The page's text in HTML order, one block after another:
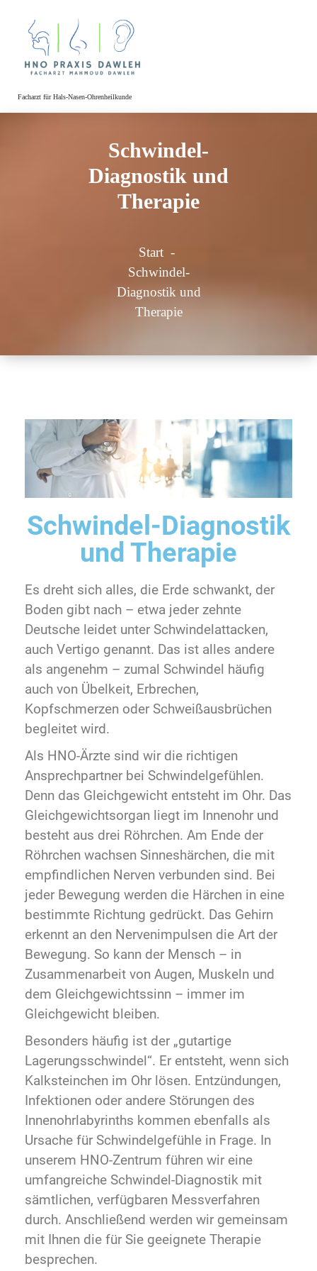
Facharzt für Hals-Nasen-Ohrenheilkunde
Schwindel-
Diagnostik und
Therapie
Start -
Schwindel-
Diagnostik und
Therapie
Schwindel-Diagnostik
und Therapie
Es dreht sich alles, die Erde schwankt, der
Boden gibt nach – etwa jeder zehnte
Deutsche leidet unter Schwindelattacken,
auch Vertigo genannt. Das ist alles andere
als angenehm – zumal Schwindel häufig
auch von Übelkeit, Erbrechen,
Kopfschmerzen oder Schweißausbrüchen
begleitet wird.
Als HNO-Ärzte sind wir die richtigen
Ansprechpartner bei Schwindelgefühlen.
Denn das Gleichgewicht entsteht im Ohr. Das
Gleichgewichtsorgan liegt im Innenohr und
besteht aus drei Röhrchen. Am Ende der
Röhrchen wachsen Sinneshärchen, die mit
empfindlichen Nerven verbunden sind. Bei
jeder Bewegung werden die Härchen in eine
bestimmte Richtung gedrückt. Das Gehirn
erkennt an den Nervenimpulsen die Art der
Bewegung. So kann der Mensch – in
Zusammenarbeit von Augen, Muskeln und
dem Gleichgewichtssinn – immer im
Gleichgewicht bleiben.
Besonders häufig ist der „gutartige
Lagerungsschwindel“. Er entsteht, wenn sich
Kalksteinchen im Ohr lösen. Entzündungen,
Infektionen oder andere Störungen des
Innenohrlabyrinths kommen ebenfalls als
Ursache für Schwindelgefühle in Frage. In
unserem HNO-Zentrum führen wir eine
umfangreiche Schwindel-Diagnostik mit
sämtlichen, verfügbaren Messverfahren
durch. Anschließend werden wir gemeinsam
mit Ihnen die für Sie geeignete Therapie
besprechen.